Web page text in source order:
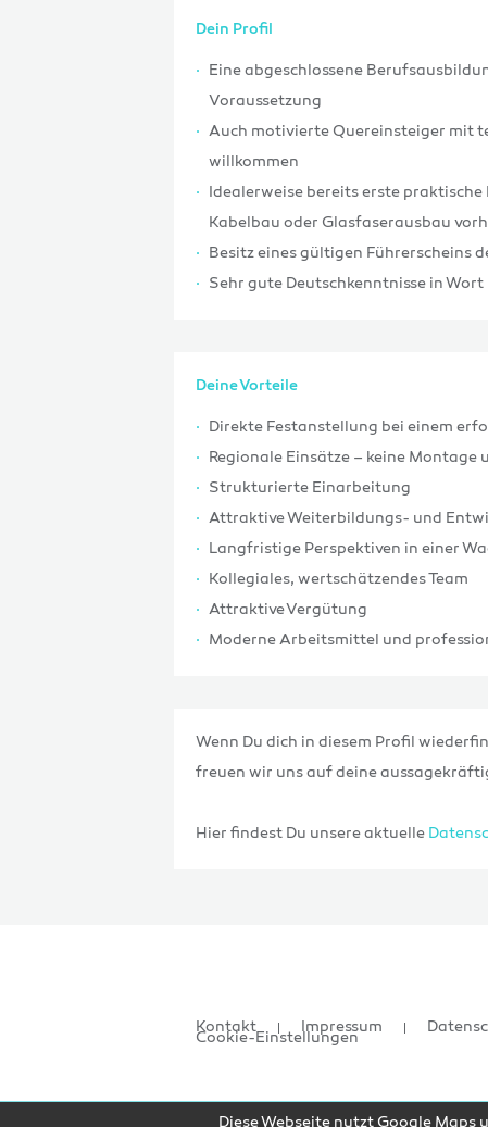
Diese Webseite nutzt Google
Dein Profil
Eine abgeschlossene
Voraussetzung
Auch motivierte Quereinsteiger mit
willkommen
Idealerweise bereits erste
Kabelbau oder Glasfaserausbau
Besitz eines gültigen Führerscheins
Sehr gute Deutschkenntnisse in
Deine Vorteile
Direkte Festanstellung bei einem
Regionale Einsätze – keine
Strukturierte Einarbeitung
Attraktive Weiterbildungs- und
Langfristige Perspektiven in einer
Kollegiales, wertschätzendes Team
Attraktive Vergütung
Moderne Arbeitsmittel und
Wenn Du dich in diesem Profil
freuen wir uns auf deine
Hier findest Du unsere aktuelle
Kontakt Impressum
Cookie-Einstellungen